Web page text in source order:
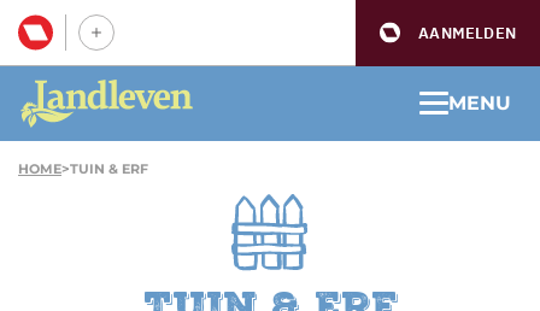
AANMELDEN
MENU
HOME>TUIN & ERF